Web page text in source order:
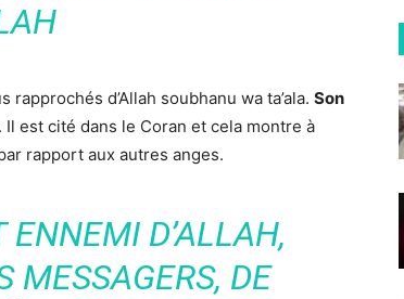
d’Allah soubhanu wa ta’ala. Son
. Il est cité dans le Coran et cela montre à
rapport aux autres anges.
ENNEMI D’ALLAH,
MESSAGERS, DE